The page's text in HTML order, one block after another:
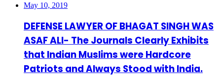
May 10, 2019
DEFENSE LAWYER OF BHAGAT SINGH WAS
ASAF ALI- The Journals Clearly Exhibits
that Indian Muslims were Hardcore
Patriots and Always Stood with India.